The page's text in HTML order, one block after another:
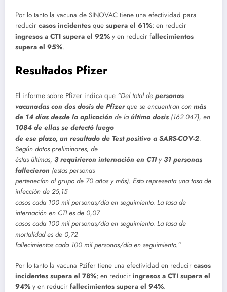
Por lo tanto la vacuna de SINOVAC tiene una efectividad para
reducir casos incidentes que supera el 61%; en reducir
ingresos a CTI supera el 92% y en reducir fallecimientos
supera el 95%.
Resultados Pfizer
El informe sobre Pfizer indica que “Del total de personas
vacunadas con dos dosis de Pfizerque se encuentran con más
de 14 días desde la aplicación de laúltima dosis (162.047), en
1084 de ellas se detectó luego
de ese plazo, un resultado de Test positivo a SARS-COV-2.
Según datos preliminares, de
éstas últimas, 3 requirieron internación en CTIy 31 personas
fallecieron (estas personas
pertenecían al grupo de 70 años y más). Esto representa una tasa de
infección de 25,15
casos cada 100 mil personas/día en seguimiento. La tasa de
internación en CTI es de 0,07
casos cada 100 mil personas/día en seguimiento. La tasa de
mortalidad es de 0,72
fallecimientos cada 100 mil personas/día en seguimiento.”
Por lo tanto la vacuna Pzifer tiene una efectividad en reducir casos
incidentes supera el 78%; en reducir ingresos a CTI supera el
94% y en reducir fallecimientos supera el 94%.